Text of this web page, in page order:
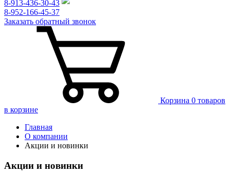
8-913-436-30-43
8-952-166-45-37
Заказать обратный звонок
Корзина 0 товаров
в корзине
Главная
О компании
Акции и новинки
Акции и новинки